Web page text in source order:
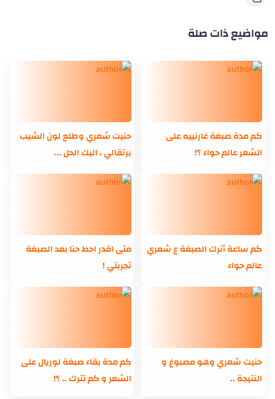
مواضيع ذات صلة
كم مدة صبغة غارنييه على
الشعر عالم حواء ؟!
حنيت شعري وطلع لون الشيب
برتقالي ، اليك الحل ...
كم ساعة أترك الصبغة ع شعري
عالم حواء
متى اقدر احط حنا بعد الصبغة
تجربتي !
حنيت شعري وهو مصبوغ و
النتيجة ..
كم مدة بقاء صبغة لوريال على
الشعر و كم تترك .. ؟!